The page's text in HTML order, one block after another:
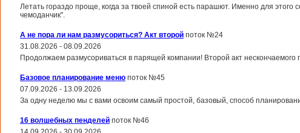
Летать гораздо проще, когда за твоей спиной есть парашют. Именно для этого
чемоданчик".
А не пора ли нам размусориться? Акт второй поток №24
31.08.2026 - 08.09.2026
Продолжаем размусориваться в парящей компании! Второй акт нескончаемого
Базовое планирование меню поток №45
07.09.2026 - 13.09.2026
За одну неделю мы с вами освоим самый простой, базовый, способ
16 волшебных пенделей поток №46